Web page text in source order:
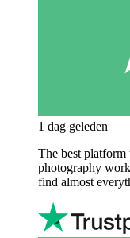
1 dag geleden
The best platform
photography
find almost